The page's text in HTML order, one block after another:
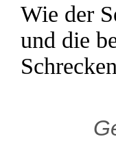
Wie der
und die